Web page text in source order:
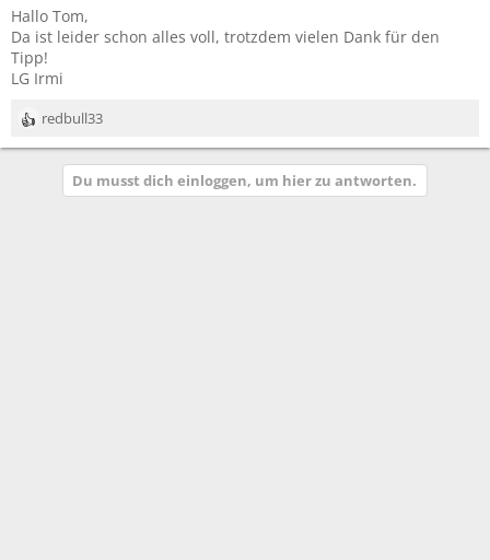
Hallo Tom,
Da ist leider schon alles voll, trotzdem vielen Dank für den
Tipp!
LG Irmi
R
e
redbull33
Du musst dich einloggen, um hier zu antworten.